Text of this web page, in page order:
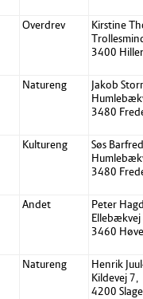
Overdrev
Kirstine
3400
Natureng
Jakob
3480
Kultureng
Søs Barfred
3480
Andet
Peter
Ellebækvej
3460
Natureng
Henrik
Kildevej 7,
4200